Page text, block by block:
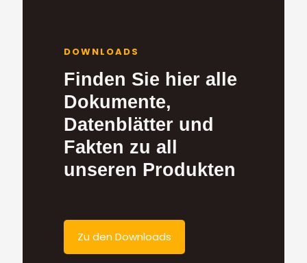
DOWNLOADS
Finden Sie hier alle
Dokumente,
Datenblätter und
Fakten zu all
unseren Produkten
Zu den Downloads